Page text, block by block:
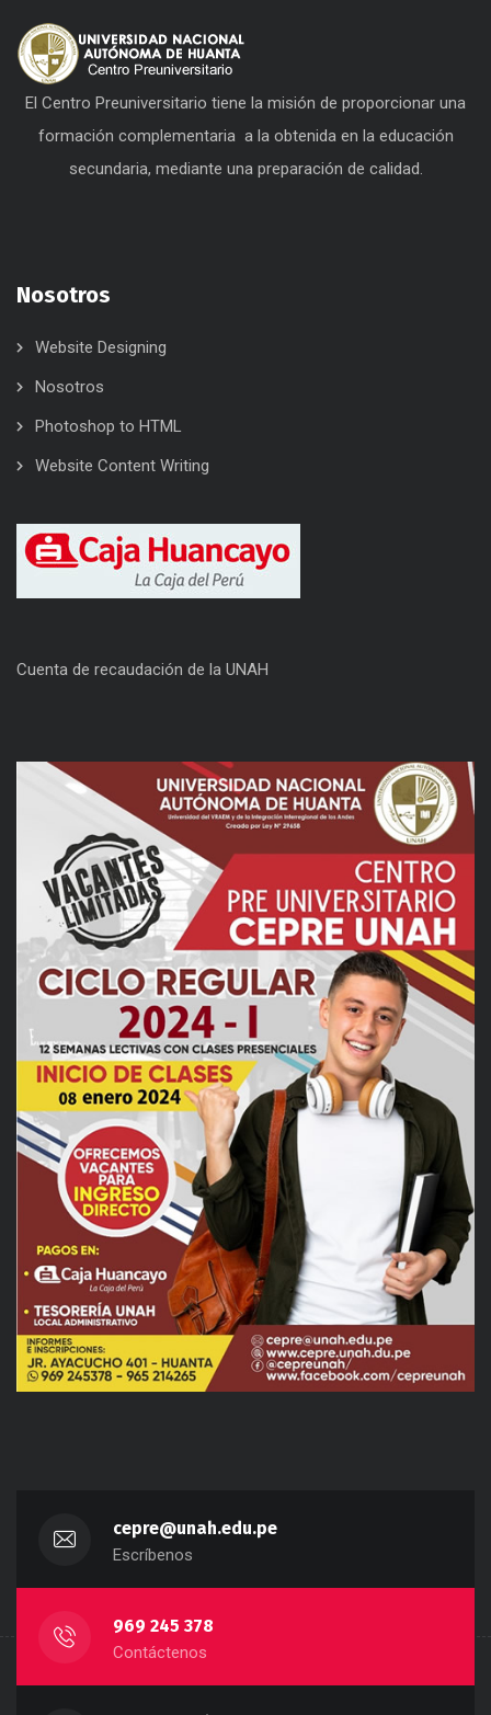
El Centro Preuniversitario tiene la misión de proporcionar una
formación complementaria a la obtenida en la educación
secundaria, mediante una preparación de calidad.
Nosotros
Website Designing
Nosotros
Photoshop to HTML
Website Content Writing
Cuenta de recaudación de la UNAH
cepre@unah.edu.pe
Escríbenos
969 245 378
Contáctenos